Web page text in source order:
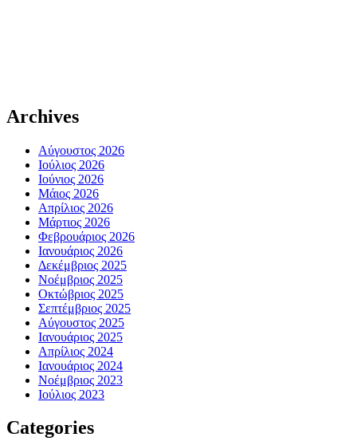
Archives
Αύγουστος 2026
Ιούλιος 2026
Ιούνιος 2026
Μάιος 2026
Απρίλιος 2026
Μάρτιος 2026
Φεβρουάριος 2026
Ιανουάριος 2026
Δεκέμβριος 2025
Νοέμβριος 2025
Οκτώβριος 2025
Σεπτέμβριος 2025
Αύγουστος 2025
Ιανουάριος 2025
Απρίλιος 2024
Ιανουάριος 2024
Νοέμβριος 2023
Ιούλιος 2023
Categories